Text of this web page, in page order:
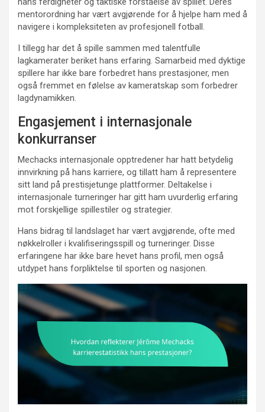
mentorordning har vært avgjørende for å hjelpe ham med å
navigere i kompleksiteten av profesjonell fotball.
I tillegg har det å spille sammen med talentfulle
lagkamerater beriket hans erfaring. Samarbeid med dyktige
spillere har ikke bare forbedret hans prestasjoner, men
også fremmet en følelse av kameratskap som forbedrer
lagdynamikken.
Engasjement i internasjonale
konkurranser
Mechacks internasjonale opptredener har hatt betydelig
innvirkning på hans karriere, og tillatt ham å representere
sitt land på prestisjetunge plattformer. Deltakelse i
internasjonale turneringer har gitt ham uvurderlig erfaring
mot forskjellige spillestiler og strategier.
Hans bidrag til landslaget har vært avgjørende, ofte med
nøkkelroller i kvalifiseringsspill og turneringer. Disse
erfaringene har ikke bare hevet hans profil, men også
utdypet hans forpliktelse til sporten og nasjonen.